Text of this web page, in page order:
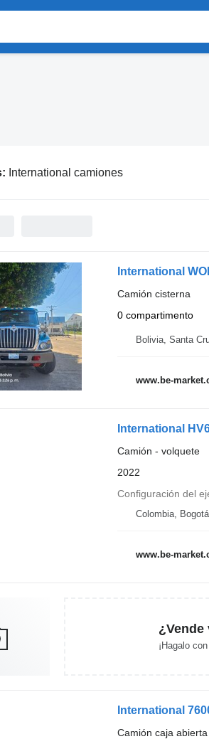
International camiones
International
Camión cisterna
0 compartimento
Bolivia, Santa
www.be-
International
Camión - volquete
2022
Configuración del
Colombia, Bogotá
www.be-
¡Hagalo
International
Camión caja abierta